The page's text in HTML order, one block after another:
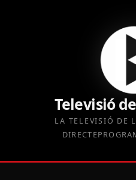
Televisió
LA TELEVISIÓ DE
DIRECTE